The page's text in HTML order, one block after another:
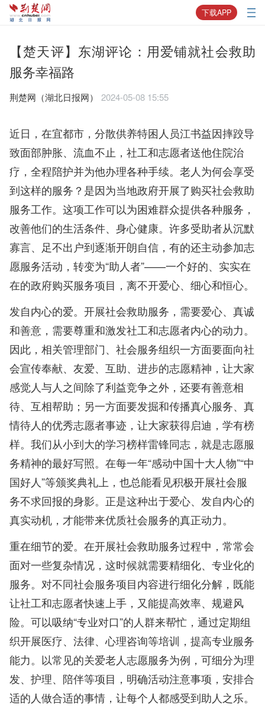
下载APP
【楚天评】东湖评论：用爱铺就社会救助
服务幸福路
荆楚网（湖北日报网） 2024-05-08 15:55
近日，在宜都市，分散供养特困人员江书益因摔跤导
致面部肿胀、流血不止，社工和志愿者送他住院治
疗，全程陪护并为他办理各种手续。老人为何会享受
到这样的服务？是因为当地政府开展了购买社会救助
服务工作。这项工作可以为困难群众提供各种服务，
改善他们的生活条件、身心健康。许多受助者从沉默
寡言、足不出户到逐渐开朗自信，有的还主动参加志
愿服务活动，转变为“助人者”——一个好的、实实在
在的政府购买服务项目，离不开爱心、细心和恒心。
发自内心的爱。开展社会救助服务，需要爱心、真诚
和善意，需要尊重和激发社工和志愿者内心的动力。
因此，相关管理部门、社会服务组织一方面要面向社
会宣传奉献、友爱、互助、进步的志愿精神，让大家
感觉人与人之间除了利益竞争之外，还要有善意相
待、互相帮助；另一方面要发掘和传播真心服务、真
情待人的优秀志愿者事迹，让大家获得启迪，学有榜
样。我们从小到大的学习榜样雷锋同志，就是志愿服
务精神的最好写照。在每一年“感动中国十大人物”“中
国好人”等颁奖典礼上，也总能看见积极开展社会服
务不求回报的身影。正是这种出于爱心、发自内心的
真实动机，才能带来优质社会服务的真正动力。
重在细节的爱。在开展社会救助服务过程中，常常会
面对一些复杂情况，这时候就需要精细化、专业化的
服务。对不同社会服务项目内容进行细化分解，既能
让社工和志愿者快速上手，又能提高效率、规避风
险。可以吸纳“专业对口”的人群来帮忙，通过定期组
织开展医疗、法律、心理咨询等培训，提高专业服务
能力。以常见的关爱老人志愿服务为例，可细分为理
发、护理、陪伴等项目，明确活动注意事项，安排合
适的人做合适的事情，让每个人都感受到助人之乐。